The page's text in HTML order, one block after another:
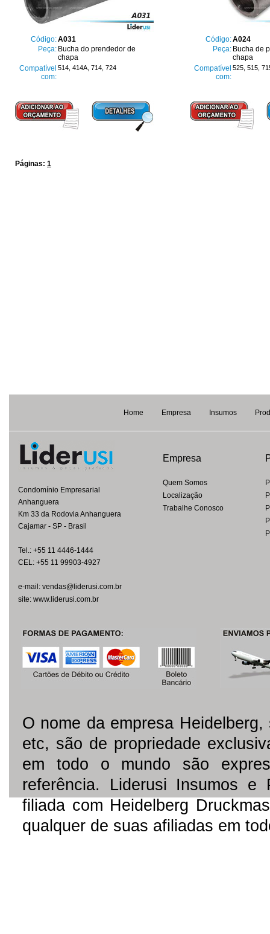
Código:A031
Peça: Bucha do prendedor de
chapa
Compatível
com:
514, 414A, 714, 724
Código:A024
Peça: Bucha de
chapa
Compatível
com:
525, 515,
Páginas: 1
Home Empresa Insumos
Condomínio Empresarial
Anhanguera
Km 33 da Rodovia Anhanguera
Cajamar - SP - Brasil
Tel.: +55 11 4446-1444
CEL: +55 11 99903-4927
e-mail: vendas@liderusi.com.br
site: www.liderusi.com.br
Empresa
Quem Somos
Localização
Trabalhe Conosco
O nome da empresa
etc, são de propriedade
em todo o mundo são
referência. Liderusi Insumos
filiada com Heidelberg
qualquer de suas afiliadas em